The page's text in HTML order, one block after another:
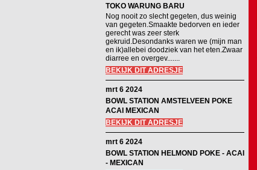
TOKO WARUNG BARU
Nog nooit zo slecht gegeten, dus weinig
van gegeten.Smaakte bedorven en ieder
gerecht was zeer sterk
gekruid.Desondanks waren we (mijn man
en ik)allebei doodziek van het eten.Zwaar
diarree en overgev.......
BEKIJK DIT ADRESJE
mrt 6 2024
BOWL STATION AMSTELVEEN POKE
ACAI MEXICAN
BEKIJK DIT ADRESJE
mrt 6 2024
BOWL STATION HELMOND POKE - ACAI
- MEXICAN